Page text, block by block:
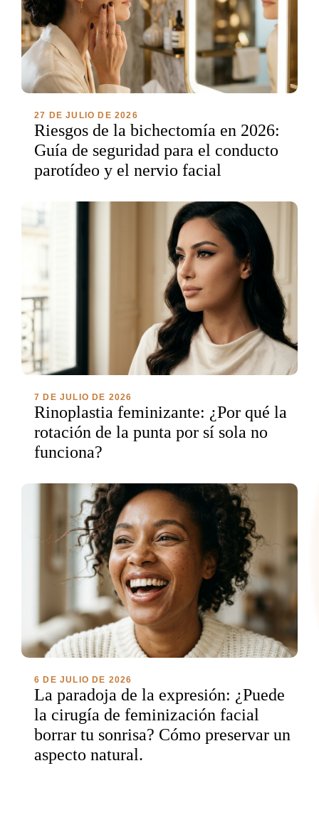
27 DE JULIO DE 2026
Riesgos de la bichectomía en 2026:
Guía de seguridad para el conducto
parotídeo y el nervio facial
7 DE JULIO DE 2026
Rinoplastia feminizante: ¿Por qué la
rotación de la punta por sí sola no
funciona?
6 DE JULIO DE 2026
La paradoja de la expresión: ¿Puede
la cirugía de feminización facial
borrar tu sonrisa? Cómo preservar un
aspecto natural.